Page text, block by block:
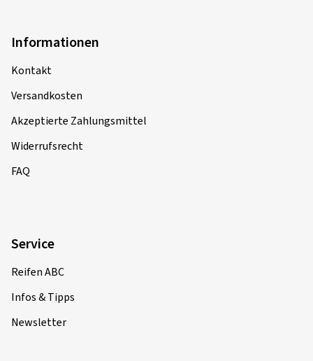
Informationen
Kontakt
Versandkosten
Akzeptierte Zahlungsmittel
Widerrufsrecht
FAQ
Service
Reifen ABC
Infos & Tipps
Newsletter